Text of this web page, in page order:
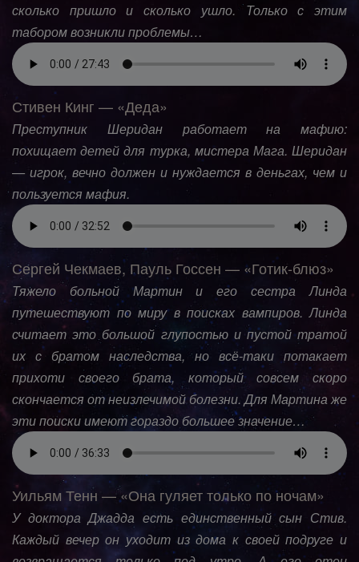
сколько пришло и сколько ушло. Только с этим
табором возникли проблемы…
Стивен Кинг — «Деда»
Преступник Шеридан работает на мафию:
похищает детей для турка, мистера Мага. Шеридан
— игрок, вечно должен и нуждается в деньгах, чем и
пользуется мафия.
Сергей Чекмаев, Пауль Госсен — «Готик-блюз»
Тяжело больной Мартин и его сестра Линда
путешествуют по миру в поисках вампиров. Линда
считает это большой глупостью и пустой тратой
их с братом наследства, но всё-таки потакает
прихоти своего брата, который совсем скоро
скончается от неизлечимой болезни. Для Мартина же
эти поиски имеют гораздо большее значение…
Уильям Тенн — «Она гуляет только по ночам»
У доктора Джадда есть единственный сын Стив.
Каждый вечер он уходит из дома к своей подруге и